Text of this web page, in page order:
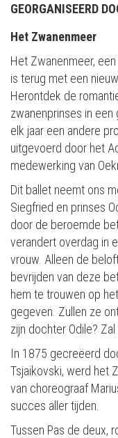
GEORGANISEERD
Het Zwanenmeer
Het Zwanenmeer,
is terug met een
Herontdek de
zwanenprinses in
elk jaar een andere
uitgevoerd door het
medewerking van
Dit ballet neemt ons
Siegfried en prinses
door de beroemde
verandert overdag in
vrouw. Alleen de
bevrijden van deze
hem te trouwen op
gegeven. Zullen ze
zijn dochter Odile?
In 1875 gecreëerd
Tsjaikovski, werd het
van choreograaf
succes aller tijden.
Tussen Pas de deux,